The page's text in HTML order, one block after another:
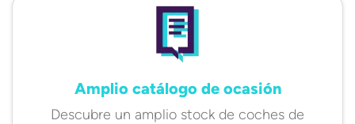
Amplio catálogo de ocasión
Descubre un amplio stock de coches de